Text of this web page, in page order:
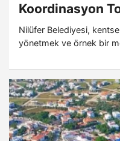
Koordinasyon
Nilüfer Belediyesi,
yönetmek ve örnek bir
Akademik odalar ve
toplantıda, şeffaf ve